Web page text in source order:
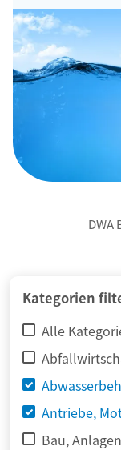
DWA
Kategorien
Alle
Antriebe,
Bau,